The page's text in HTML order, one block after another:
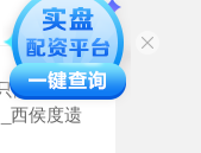
能用
西侯度遗